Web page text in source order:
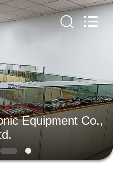
Equipment Co.,